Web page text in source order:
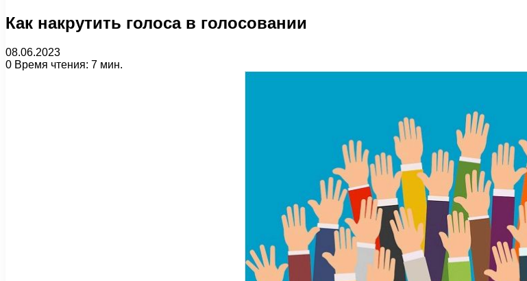
Как накрутить голоса в голосовании
08.06.2023
0 Время чтения: 7 мин.